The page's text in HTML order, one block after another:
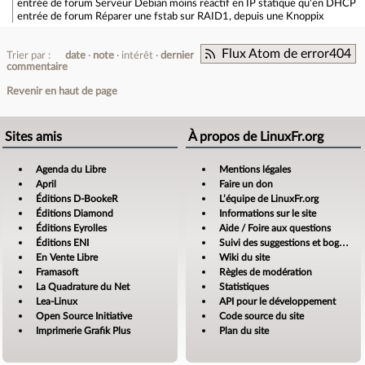
entrée de forum Serveur Debian moins réactif en IP statique qu'en DHCP
entrée de forum Réparer une fstab sur RAID1, depuis une Knoppix
Flux Atom de error404
Trier par : date note intérêt
dernier
commentaire
Revenir en haut de page
Sites amis
Agenda du Libre
April
Éditions D-BookeR
Éditions Diamond
Éditions Eyrolles
Éditions ENI
En Vente Libre
Framasoft
La Quadrature du Net
Lea-Linux
Open Source Initiative
Imprimerie Grafik Plus
À propos de LinuxFr.org
Mentions légales
Faire un don
L’équipe de LinuxFr.org
Informations sur le site
Aide / Foire aux questions
Suivi des suggestions et bogues
Wiki du site
Règles de modération
Statistiques
API pour le développement
Code source du site
Plan du site